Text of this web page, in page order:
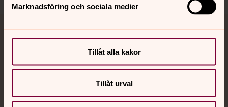
Marknadsföring och sociala medier
Tillåt alla kakor
Tillåt urval
Jourhavande präst
med en präst på kvällar och nätter.
Chatt